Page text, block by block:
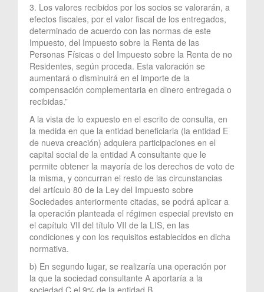
3. Los valores recibidos por los socios se valorarán, a
efectos fiscales, por el valor fiscal de los entregados,
determinado de acuerdo con las normas de este
Impuesto, del Impuesto sobre la Renta de las
Personas Físicas o del Impuesto sobre la Renta de no
Residentes, según proceda. Esta valoración se
aumentará o disminuirá en el importe de la
compensación complementaria en dinero entregada o
recibidas.”
A la vista de lo expuesto en el escrito de consulta, en
la medida en que la entidad beneficiaria (la entidad E
de nueva creación) adquiera participaciones en el
capital social de la entidad A consultante que le
permite obtener la mayoría de los derechos de voto de
la misma, y concurran el resto de las circunstancias
del artículo 80 de la Ley del Impuesto sobre
Sociedades anteriormente citadas, se podrá aplicar a
la operación planteada el régimen especial previsto en
el capítulo VII del título VII de la LIS, en las
condiciones y con los requisitos establecidos en dicha
normativa.
b) En segundo lugar, se realizaría una operación por
la que la sociedad consultante A aportaría a la
sociedad C el 9% de la entidad B.